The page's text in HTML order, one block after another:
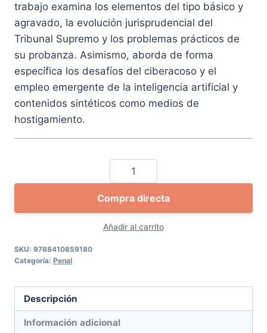
trabajo examina los elementos del tipo básico y
agravado, la evolución jurisprudencial del
Tribunal Supremo y los problemas prácticos de
su probanza. Asimismo, aborda de forma
específica los desafíos del ciberacoso y el
empleo emergente de la inteligencia artificial y
contenidos sintéticos como medios de
hostigamiento.
El
delito
de
stalking
en
Añadir al carrito
Compra directa
SKU: 9788410859180
Categoría: Penal
Descripción
Información adicional